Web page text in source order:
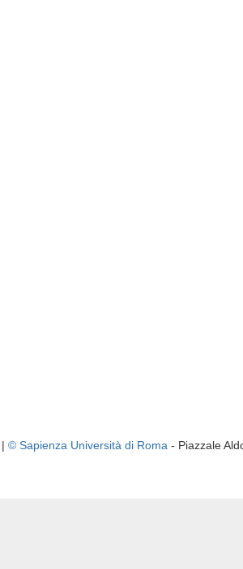
| © Sapienza Università di Roma - Piazzale